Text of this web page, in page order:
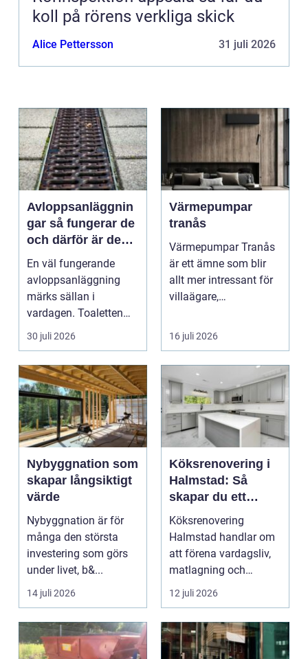
koll på rörens verkliga skick
Alice Pettersson 31 juli 2026
Avloppsanläggnin
gar så fungerar de
och därför är de
viktigare än många
tror
En väl fungerande
avloppsanläggning
märks sällan i
vardagen. Toaletten
spolas, vattnet rinner
undan ...
30 juli 2026
Värmepumpar
tranås
Värmepumpar Tranås
är ett ämne som blir
allt mer intressant för
villaägare,
o...
16 juli 2026
Nybyggnation som
skapar långsiktigt
värde
Nybyggnation är för
många den största
investering som görs
under livet, b&...
14 juli 2026
Köksrenovering i
Halmstad: Så
skapar du ett
funktionellt och
trivsamt kök
Köksrenovering
Halmstad handlar om
att förena vardagsliv,
matlagning och
umgänge i et...
12 juli 2026